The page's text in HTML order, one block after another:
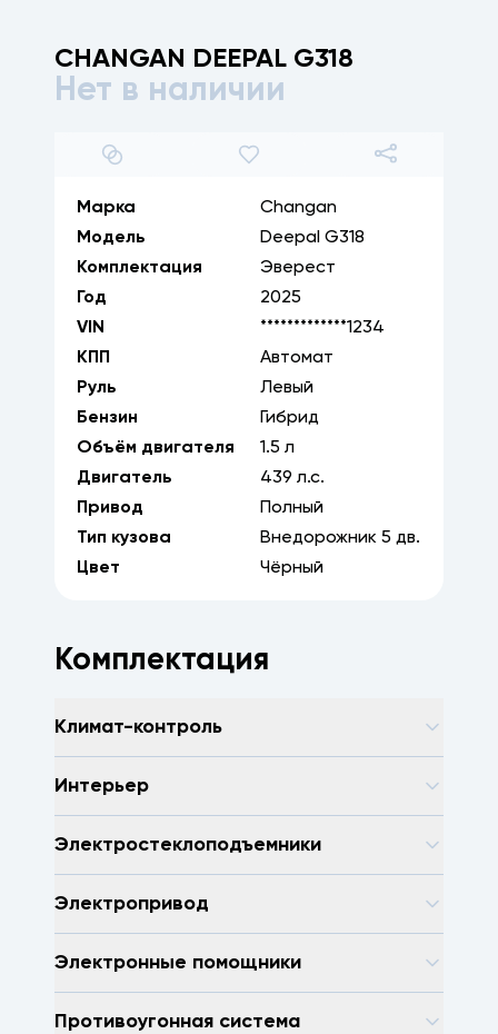
CHANGAN DEEPAL G318
Нет в наличии
1/31
Марка
Changan
Модель
Deepal G318
Комплектация
Эверест
Год
2025
VIN
*************1234
КПП
Автомат
Руль
Левый
Бензин
Гибрид
Объём двигателя
1.5 л
Двигатель
439 л.с.
Привод
Полный
Тип кузова
Внедорожник 5 дв.
Цвет
Чёрный
Комплектация
Климат-контроль
Интерьер
Электростеклоподъемники
Электропривод
Электронные помощники
Противоугонная система